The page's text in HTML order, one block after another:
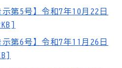
示第5号】令和7年10月22日
示第6号】令和7年11月26日